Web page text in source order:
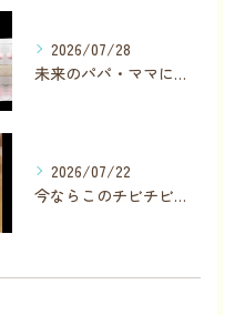
2026/07/28
未来のパパ・ママに見つかりますように❣️
2026/07/22
今ならこのチビチビちゃんに直接会っていただけます